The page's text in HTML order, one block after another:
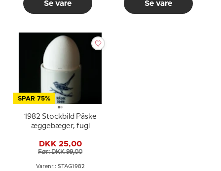
Se vare Se vare
SPAR 75%
1982 Stockbild Påske
æggebæger, fugl
DKK 25,00
Før: DKK 99,00
Varenr.: STAG1982